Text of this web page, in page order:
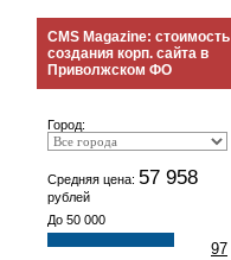
CMS Magazine: стоимость
создания корп. сайта в
Приволжском ФО
Город:
Средняя цена: 57 958
рублей
До 50 000
97